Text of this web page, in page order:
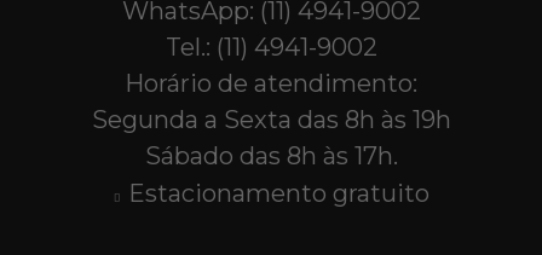
WhatsApp: (11) 4941-9002
Tel.: (11) 4941-9002
Horário de atendimento:
Segunda a Sexta das 8h às 19h
Sábado das 8h às 17h.
Estacionamento gratuito